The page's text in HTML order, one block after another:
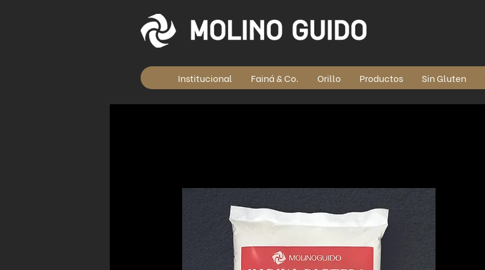
Institucional Fainá & Co. Orillo Productos Sin Gluten